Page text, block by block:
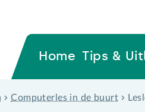
Home Tips &
Computerles in de buurt